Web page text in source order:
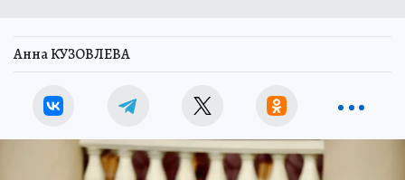
Анна КУЗОВЛЕВА